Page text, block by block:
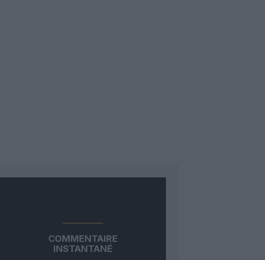
COMMENTAIRE
INSTANTANÉ